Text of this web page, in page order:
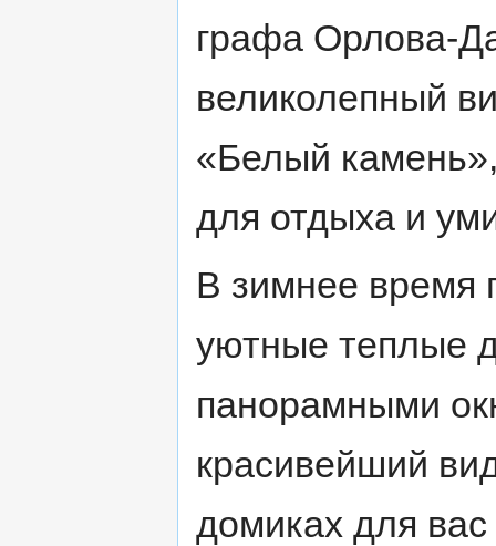
графа Орлова-
великолепный
«Белый
для отдыха и
В зимнее время
уютные теплые
панорамными
красивейший
домиках для вас